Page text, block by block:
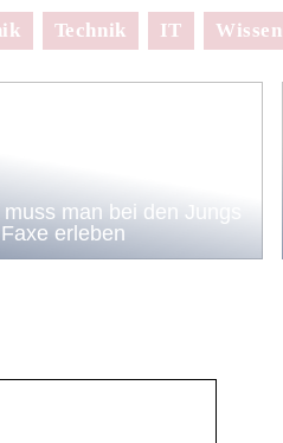
Technik IT Wissen
man bei den Jungs
erleben